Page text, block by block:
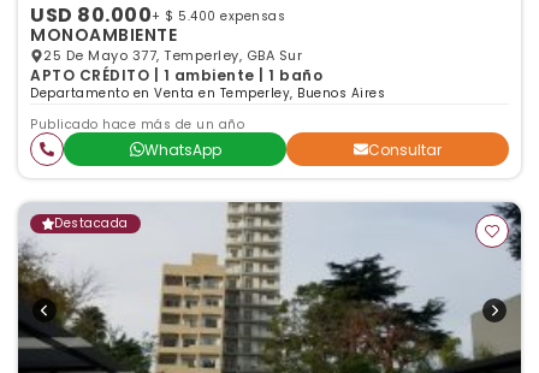
USD 80.000+ $ 5.400 expensas
MONOAMBIENTE
25 De Mayo 377, Temperley, GBA Sur
APTO CRÉDITO | 1 ambiente | 1 baño
Departamento en Venta en Temperley, Buenos Aires
Publicado hace más de un año
WhatsApp Consultar
Destacada